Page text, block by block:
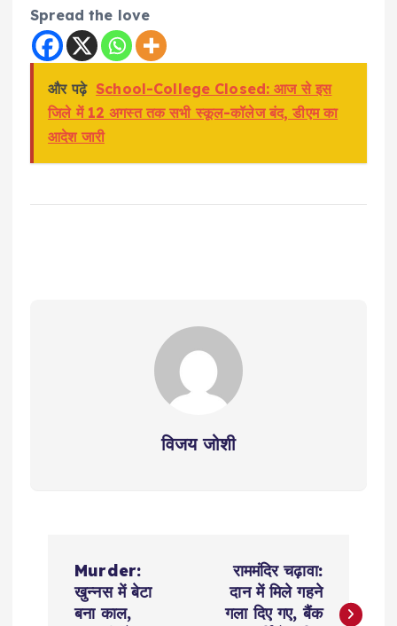
Spread the love
और पढ़े School-College Closed: आज से इस
जिले में 12 अगस्त तक सभी स्कूल-कॉलेज बंद, डीएम का
आदेश जारी
विजय जोशी
Murder:
खुन्नस में बेटा
बना काल,
राममंदिर चढ़ावा:
दान में मिले गहने
गला दिए गए, बैंक